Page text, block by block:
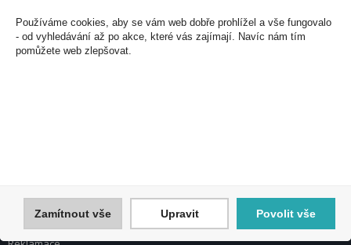
U Plynárny 412/101
101 00 Praha 10
Nápověda k registraci a nákupu
Používáme cookies, aby se vám web dobře prohlížel a vše fungovalo
- od vyhledávání až po akce, které vás zajímají. Navíc nám tím
pomůžete web zlepšovat.
Zamítnout vše Upravit Povolit vše